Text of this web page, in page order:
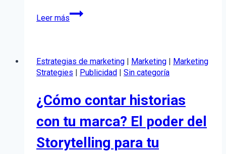
Leer más
¿Qué
es
marketing?
Definición,
fases
plataformas
aplicación
Estrategias de marketing Marketing
Marketing
Strategies
Publicidad Sin categoría
¿Cómo contar historias
con tu marca? El poder del
Storytelling para tu